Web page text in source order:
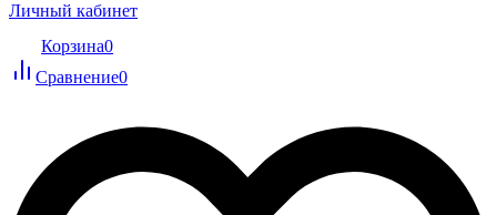
Личный кабинет
Корзина0
Сравнение0